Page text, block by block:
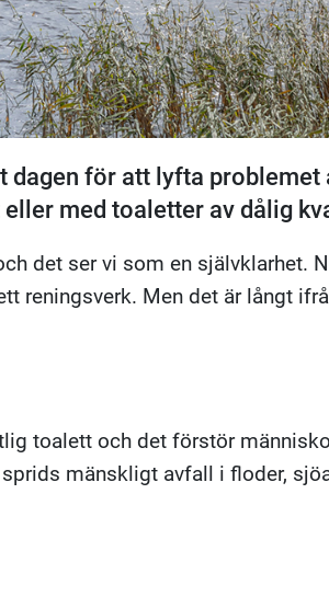
dagen för att lyfta problemet
med toaletter av dålig
det ser vi som en självklarhet.
reningsverk. Men det är långt
toalett och det förstör
mänskligt avfall i floder,